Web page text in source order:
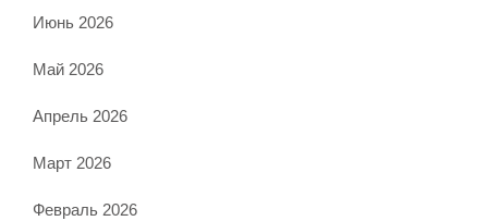
Июнь 2026
Май 2026
Апрель 2026
Март 2026
Февраль 2026